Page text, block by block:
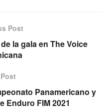
Post
la gala en The Voice
Panamericano y
Enduro FIM 2021